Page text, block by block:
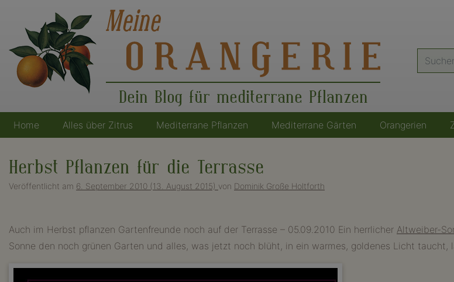
Dein Blog für mediterrane Pflanzen
Suche
nach:
Hauptnavigation
Home Alles über Zitrus Mediterrane Pflanzen Mediterrane Gärten Orangerien
Herbst Pflanzen für die Terrasse
Veröffentlicht am 6. September 2010 (13. August 2015) von Dominik Große Holtforth
Auch im Herbst pflanzen Gartenfreunde noch auf der Terrasse – 05.09.2010 Ein herrlicher Altweiber-
Sonne den noch grünen Garten und alles, was jetzt noch blüht, in ein warmes, goldenes Licht taucht,